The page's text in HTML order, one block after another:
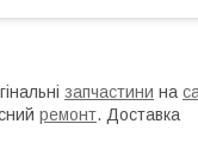
запчастини на
ремонт. Доставка